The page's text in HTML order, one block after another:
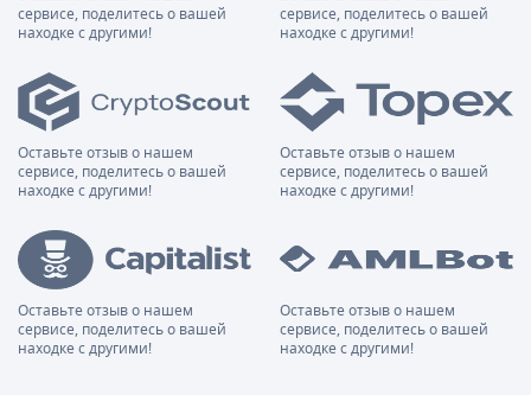
сервисе, поделитесь о вашей
находке с другими!
сервисе, поделитесь о вашей
находке с другими!
Оставьте отзыв о нашем
сервисе, поделитесь о вашей
находке с другими!
Оставьте отзыв о нашем
сервисе, поделитесь о вашей
находке с другими!
Оставьте отзыв о нашем
сервисе, поделитесь о вашей
находке с другими!
Оставьте отзыв о нашем
сервисе, поделитесь о вашей
находке с другими!